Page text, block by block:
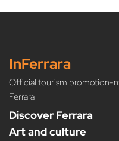
InFerrara
Official tourism promotion-
Ferrara
Discover Ferrara
Art and culture